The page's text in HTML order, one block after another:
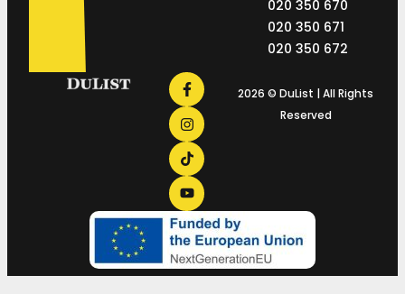
020 350 670
020 350 671
020 350 672
2026 © DuList | All Rights
Reserved